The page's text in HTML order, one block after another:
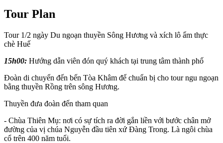
Tour Plan
Tour 1/2 ngày Du ngoạn thuyền Sông Hương và xích lô ẩm thực
chè Huế
15h00: Hướng dẫn viên đón quý khách tại trung tâm thành phố
Đoàn di chuyển đến bến Tòa Khâm để chuẩn bị cho tour ngu ngoạn
bằng thuyền Rồng trên sông Hương.
Thuyền đưa đoàn đến tham quan
- Chùa Thiên Mụ: nơi có sự tích ra đời gắn liền với bước chân mở
đường của vị chúa Nguyễn đầu tiên xứ Đàng Trong. Là ngôi chùa
cổ trên 400 năm tuổi.